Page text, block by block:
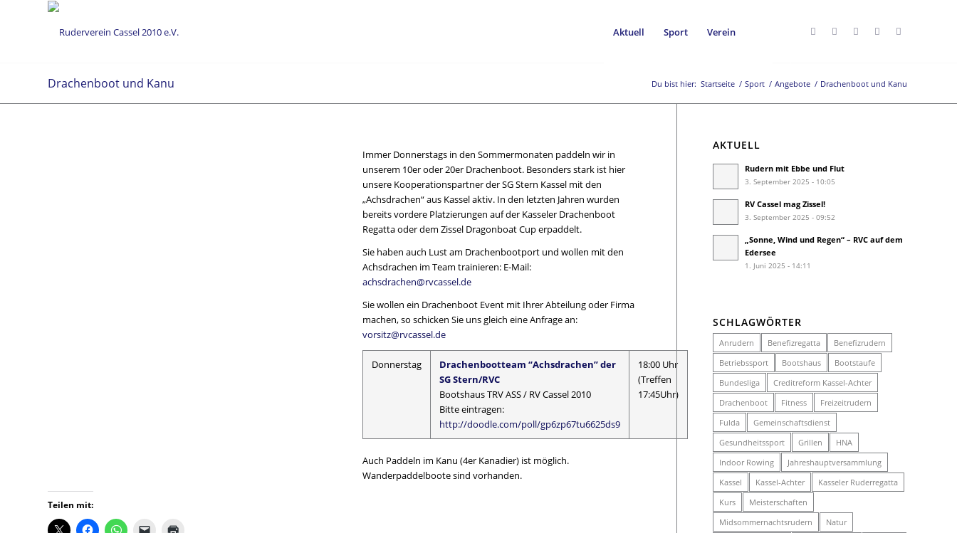
Aktuell Sport Verein
Drachenboot und Kanu Du bist hier: Startseite / Sport / Angebote / Drachenboot und Kanu
Immer Donnerstags in den Sommermonaten paddeln wir in
unserem 10er oder 20er Drachenboot. Besonders stark ist hier
unsere Kooperationspartner der SG Stern Kassel mit den
„Achsdrachen“ aus Kassel aktiv. In den letzten Jahren wurden
bereits vordere Platzierungen auf der Kasseler Drachenboot
Regatta oder dem Zissel Dragonboat Cup erpaddelt.
Sie haben auch Lust am Drachenbootport und wollen mit den
Achsdrachen im Team trainieren: E-Mail:
achsdrachen@rvcassel.de
Sie wollen ein Drachenboot Event mit Ihrer Abteilung oder Firma
machen, so schicken Sie uns gleich eine Anfrage an:
vorsitz@rvcassel.de
Donnerstag
Drachenbootteam “Achsdrachen” der
SG Stern/RVC
Bootshaus TRV ASS / RV Cassel 2010
Bitte eintragen:
http://doodle.com/poll/gp6zp67tu6625ds9
18:00 Uhr
(Treffen
17:45Uhr)
Auch Paddeln im Kanu (4er Kanadier) ist möglich.
Wanderpaddelboote sind vorhanden.
Teilen mit:
AKTUELL
Rudern mit Ebbe und Flut
3. September 2025 - 10:05
RV Cassel mag Zissel!
3. September 2025 - 09:52
„Sonne, Wind und Regen“ – RVC auf dem
Edersee
1. Juni 2025 - 14:11
SCHLAGWÖRTER
Anrudern Benefizregatta
Benefizrudern
Betriebssport
Bootshaus
Bootstaufe
Bundesliga
Creditreform Kassel-Achter
Drachenboot
Fitness
Freizeitrudern
Fulda
Gemeinschaftsdienst
Gesundheitssport
Grillen
HNA
Indoor Rowing
Jahreshauptversammlung
Kassel
Kassel-Achter
Kasseler Ruderregatta
Kurs
Meisterschaften
Midsommernachtsrudern
Natur